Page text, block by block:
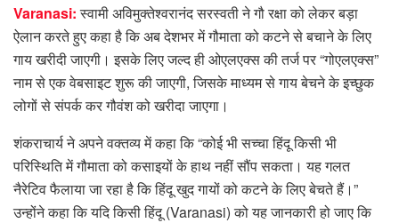
Varanasi:स्वामी अविमुक्तेश्वरानंद सरस्वती ने गौ रक्षा को लेकर बड़ा
ऐलान करते हुए कहा है कि अब देशभर में गौमाता को कटने से बचाने के लिए
गाय खरीदी जाएगी। इसके लिए जल्द ही ओएलएक्स की तर्ज पर “गोएलएक्स”
नाम से एक वेबसाइट शुरू की जाएगी, जिसके माध्यम से गाय बेचने के इच्छुक
लोगों से संपर्क कर गौवंश को खरीदा जाएगा।
शंकराचार्य ने अपने वक्तव्य में कहा कि “कोई भी सच्चा हिंदू किसी भी
परिस्थिति में गौमाता को कसाइयों के हाथ नहीं सौंप सकता। यह गलत
नैरेटिव फैलाया जा रहा है कि हिंदू खुद गायों को कटने के लिए बेचते हैं।”
उन्होंने कहा कि यदि किसी हिंदू (Varanasi) को यह जानकारी हो जाए कि